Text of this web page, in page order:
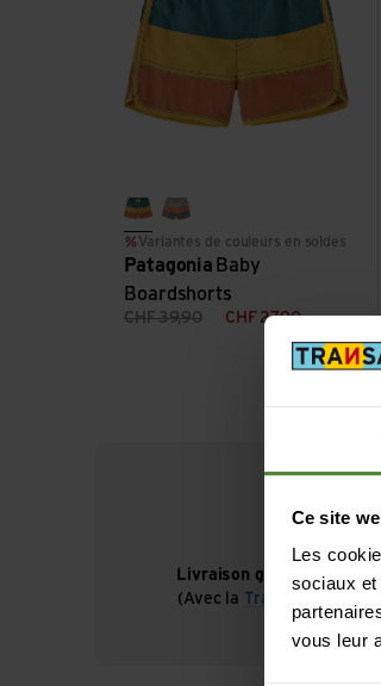
Ce site
Les
sociaux
vous leur
wetland blue
thin ice
Variantes de couleurs en soldes
Patagonia Baby
Boardshorts
CHF39,90 CHF 27,90
Livraison gratuite à partir
(Avec la
TransaCard